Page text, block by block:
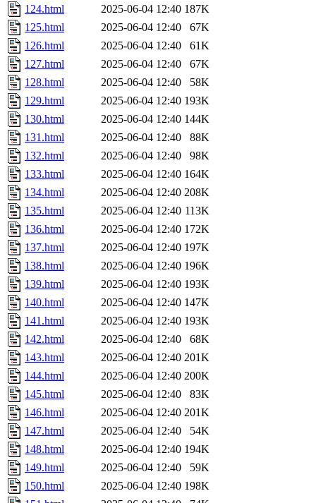
124.html
2025-06-04 12:40 187K
125.html
2025-06-04 12:40
67K
126.html
2025-06-04 12:40
61K
127.html
2025-06-04 12:40
67K
128.html
2025-06-04 12:40
58K
129.html
2025-06-04 12:40 193K
130.html
2025-06-04 12:40 144K
131.html
2025-06-04 12:40
88K
132.html
2025-06-04 12:40
98K
133.html
2025-06-04 12:40 164K
134.html
2025-06-04 12:40 208K
135.html
2025-06-04 12:40 113K
136.html
2025-06-04 12:40 172K
137.html
2025-06-04 12:40 197K
138.html
2025-06-04 12:40 196K
139.html
2025-06-04 12:40 193K
140.html
2025-06-04 12:40 147K
141.html
2025-06-04 12:40 193K
142.html
2025-06-04 12:40
68K
143.html
2025-06-04 12:40 201K
144.html
2025-06-04 12:40 200K
145.html
2025-06-04 12:40
83K
146.html
2025-06-04 12:40 201K
147.html
2025-06-04 12:40
54K
148.html
2025-06-04 12:40 194K
149.html
2025-06-04 12:40
59K
150.html
2025-06-04 12:40 198K